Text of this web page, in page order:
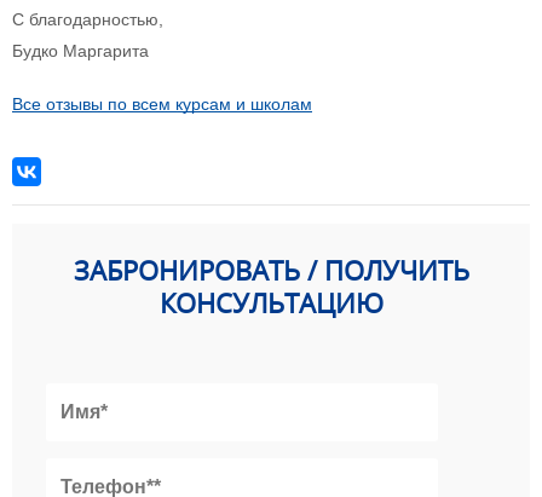
С благодарностью,
Будко Маргарита
Все отзывы по всем курсам и школам
ЗАБРОНИРОВАТЬ / ПОЛУЧИТЬ
КОНСУЛЬТАЦИЮ